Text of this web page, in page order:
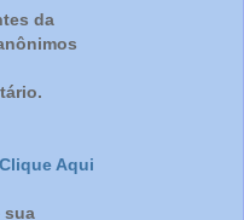
da
Clique Aqui
sua